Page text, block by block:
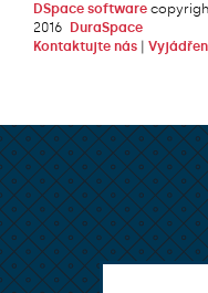
DSpace software
2016
DuraSpace
Kontaktujte nás